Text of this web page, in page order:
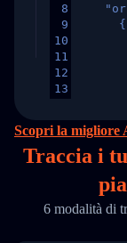
8
9
10
11
12
13
16
17
21
      {
Scopri la migliore
Traccia i
6 modalità di